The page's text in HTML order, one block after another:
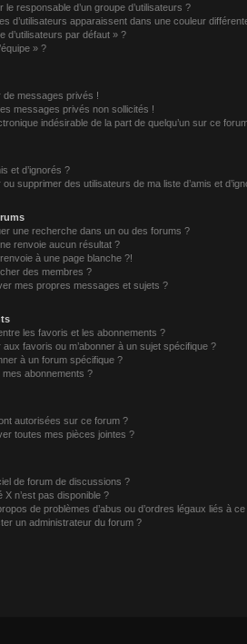
responsable d’un groupe d’utilisateurs ?
d’utilisateurs apparaissent dans une couleur
d’utilisateurs par défaut » ?
» ?
messages privés !
messages privés non sollicités !
indésirable de la part de quelqu’un sur ce
et d’ignorés ?
supprimer des utilisateurs de ma liste d’amis et
une recherche dans un ou des forums ?
renvoie aucun résultat ?
à une page blanche ?!
des membres ?
mes propres messages et sujets ?
les favoris et les abonnements ?
favoris ou m’abonner à un sujet spécifique ?
à un forum spécifique ?
abonnements ?
autorisées sur ce forum ?
toutes mes pièces jointes ?
de forum de discussions ?
X n’est pas disponible ?
de problèmes d’abus ou d’ordres légaux liés à
un administrateur du forum ?